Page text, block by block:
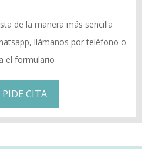
de la manera más sencilla
llámanos por teléfono o
el formulario
PIDE CITA